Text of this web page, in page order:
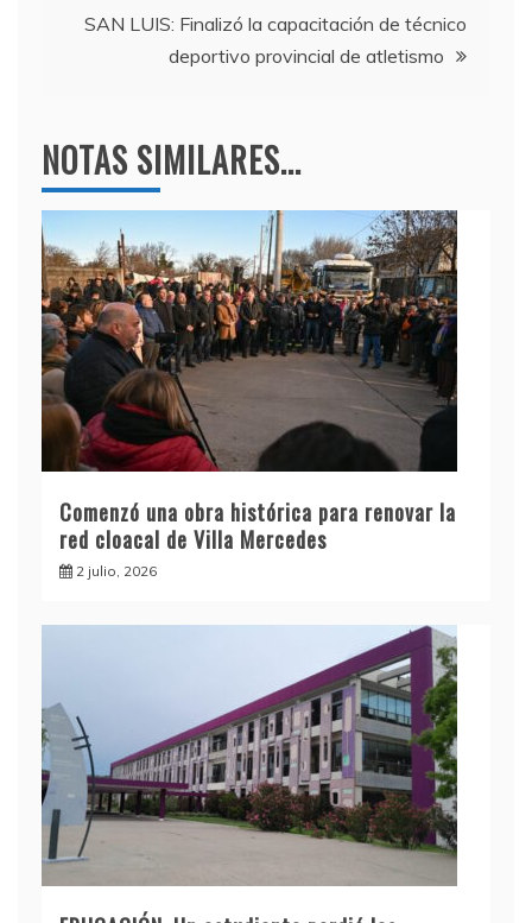
k
entradas
SAN LUIS: Finalizó la capacitación de técnico
deportivo provincial de atletismo
NOTAS SIMILARES...
Comenzó una obra histórica para renovar la
red cloacal de Villa Mercedes
2 julio, 2026